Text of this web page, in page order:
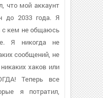
что мой аккаунт
до 2033 года. Я
с кем не общаюсь
Я никогда не
сообщений, не
хаков или
Теперь все
я потратил,